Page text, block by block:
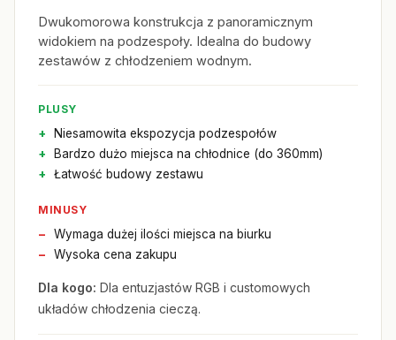
Dwukomorowa konstrukcja z panoramicznym
widokiem na podzespoły. Idealna do budowy
zestawów z chłodzeniem wodnym.
PLUSY
Niesamowita ekspozycja podzespołów
Bardzo dużo miejsca na chłodnice (do 360mm)
Łatwość budowy zestawu
MINUSY
Wymaga dużej ilości miejsca na biurku
Wysoka cena zakupu
Dla kogo: Dla entuzjastów RGB i customowych
układów chłodzenia cieczą.